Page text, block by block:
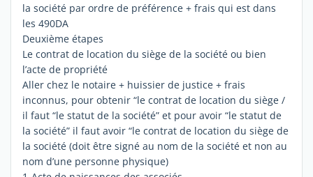
la société par ordre de préférence + frais qui est dans
les 490DA
Deuxième étapes
Le contrat de location du siège de la société ou bien
l’acte de propriété
Aller chez le notaire + huissier de justice + frais
inconnus, pour obtenir “le contrat de location du siège /
il faut “le statut de la société” et pour avoir “le statut de
la société” il faut avoir “le contrat de location du siège de
la société (doit être signé au nom de la société et non au
nom d’une personne physique)